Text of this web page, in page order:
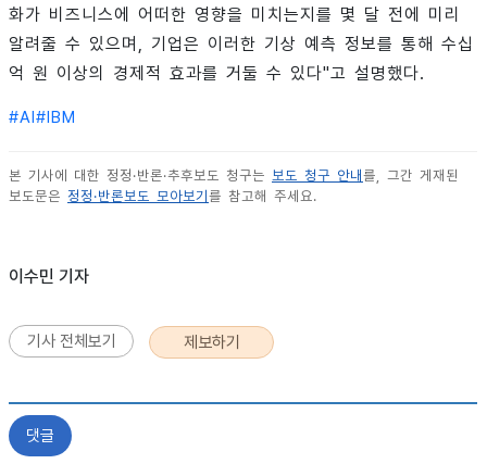
화가 비즈니스에 어떠한 영향을 미치는지를 몇 달 전에 미리
알려줄 수 있으며, 기업은 이러한 기상 예측 정보를 통해 수십
억 원 이상의 경제적 효과를 거둘 수 있다"고 설명했다.
#AI # IBM
본 기사에 대한 정정·반론·추후보도 청구는 보도 청구 안내 를, 그간 게재된
보도문은 정정·반론보도 모아보기 를 참고해 주세요.
이수민 기자
기사 전체보기 제보하기
댓글